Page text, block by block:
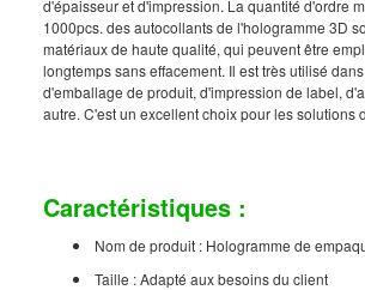
d'épaisseur et d'impression. La quantité d'ordre
1000pcs. des autocollants de l'hologramme 3D
matériaux de haute qualité, qui peuvent être
longtemps sans effacement. Il est très utilisé
d'emballage de produit, d'impression de label,
autre. C'est un excellent choix pour les solutions
Caractéristiques :
Nom de produit : Hologramme de
Taille : Adapté aux besoins du client